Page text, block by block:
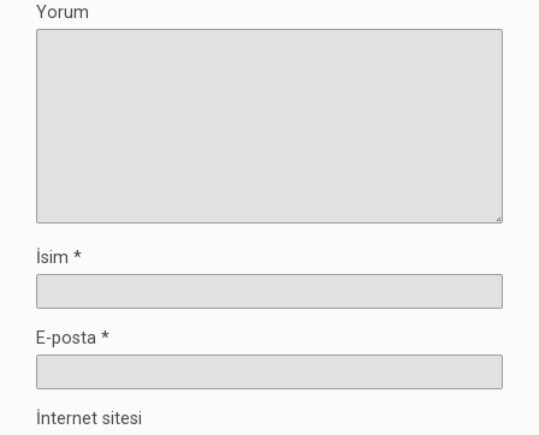
Yorum
İsim *
E-posta *
İnternet sitesi